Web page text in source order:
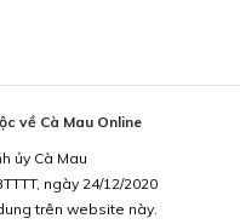
về Cà Mau Online
ủy Cà Mau
ngày 24/12/2020
trên website này.